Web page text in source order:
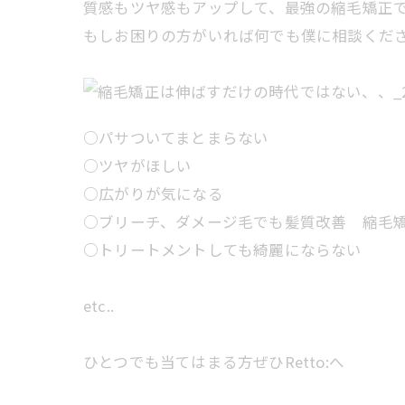
質感もツヤ感もアップして、最強の縮毛矯正
もしお困りの方がいれば何でも僕に相談くだ
○パサついてまとまらない
○ツヤがほしい
○広がりが気になる
○ブリーチ、ダメージ毛でも髪質改善 縮毛
○トリートメントしても綺麗にならない
etc..
ひとつでも当てはまる方ぜひRetto:へ